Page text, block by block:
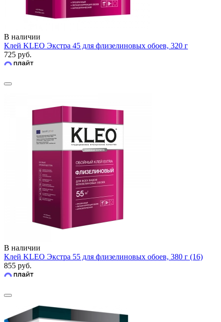
В наличии
Клей KLEO Экстра 45 для флизелиновых обоев, 320 г
725 руб.
В наличии
Клей KLEO Экстра 55 для флизелиновых обоев, 380 г (16)
855 руб.